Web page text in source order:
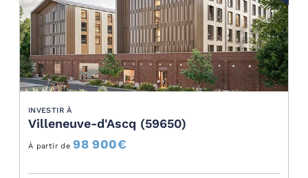
INVESTIR À
Villeneuve-d'Ascq (59650)
À partir de98 900€